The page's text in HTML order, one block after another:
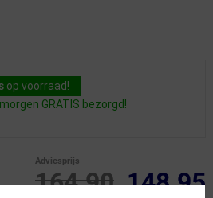
op voorraad!
GRATIS bezorgd!
164.90
Adviesprijs
148.95